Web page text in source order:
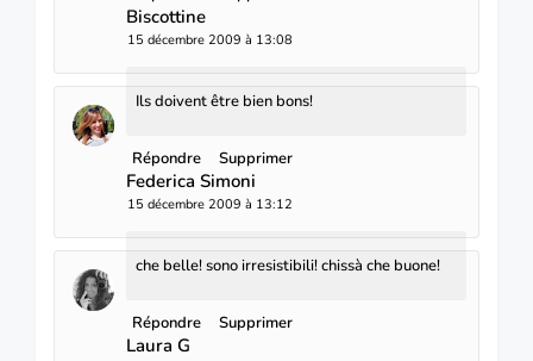
Biscottine
15 décembre 2009 à 13:08
Ils doivent être bien bons!
Répondre Supprimer
Federica Simoni
15 décembre 2009 à 13:12
che belle! sono irresistibili! chissà che buone!
Répondre Supprimer
Laura G